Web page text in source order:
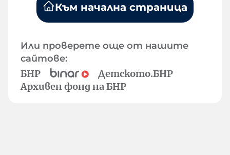
Към начална страница
Или проверете още от нашите
сайтове:
БНР
Детското.БНР
Архивен фонд на БНР